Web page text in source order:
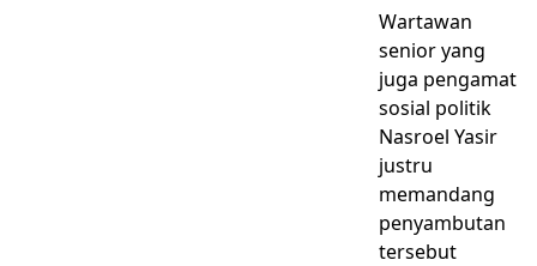
Wartawan
senior yang
juga pengamat
sosial politik
Nasroel Yasir
justru
memandang
penyambutan
tersebut